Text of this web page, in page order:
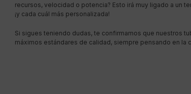
recursos, velocidad o potencia? Esto irá muy ligado a un
¡y cada cuál más personalizada!
Si sigues teniendo dudas, te confirmamos que nuestros
máximos estándares de calidad, siempre pensando en